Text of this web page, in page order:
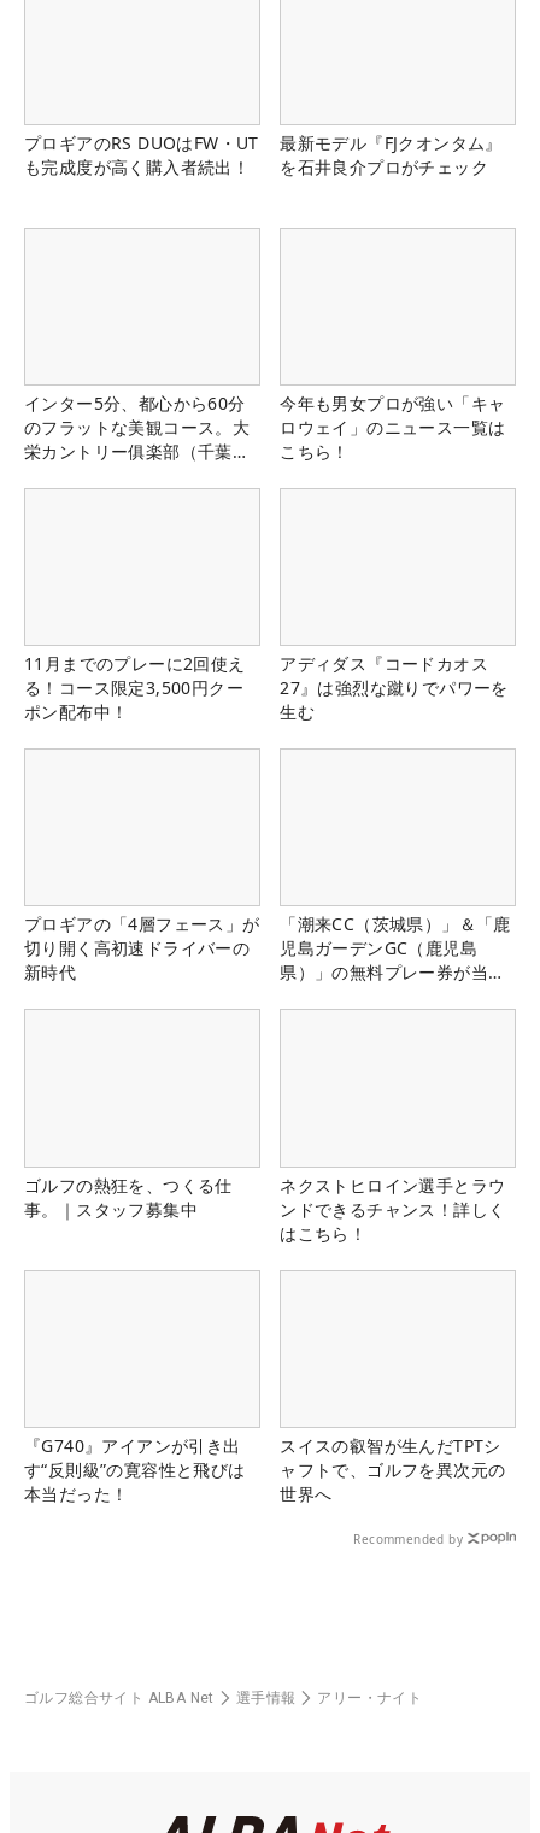
プロギアのRS DUOはFW・UT
も完成度が高く購入者続出！
最新モデル『FJクオンタム』
を石井良介プロがチェック
インター5分、都心から60分
のフラットな美観コース。大
栄カントリー俱楽部（千葉
今年も男女プロが強い「キャ
ロウェイ」のニュース一覧は
こちら！
11月までのプレーに2回使え
る！コース限定3,500円クー
ポン配布中！
アディダス『コードカオス
27』は強烈な蹴りでパワーを
生む
プロギアの「4層フェース」が
切り開く高初速ドライバーの
新時代
「潮来CC（茨城県）」＆「鹿
児島ガーデンGC（鹿児島
県）」の無料プレー券が当た
ゴルフの熱狂を、つくる仕
事。｜スタッフ募集中
ネクストヒロイン選手とラウ
ンドできるチャンス！詳しく
はこちら！
『G740』アイアンが引き出
す“反則級”の寛容性と飛びは
本当だった！
スイスの叡智が生んだTPTシ
ャフトで、ゴルフを異次元の
世界へ
Recommended by
ゴルフ総合サイト ALBA Net 選手情報 アリー・ナイト